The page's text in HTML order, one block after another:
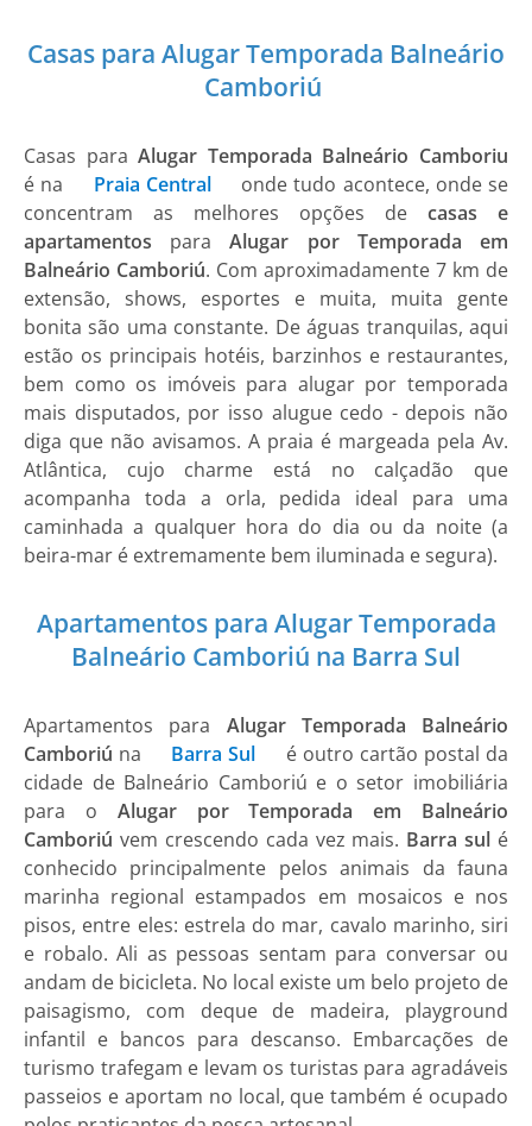
Casas para Alugar Temporada Balneário
Camboriú
Casas paraAlugar Temporada Balneário Camboriu
é na
Praia Central
onde tudo acontece, onde se
concentram as melhores opções de casas e
apartamentos paraAlugar por Temporada em
Balneário Camboriú. Com aproximadamente 7 km de
extensão, shows, esportes e muita, muita gente
bonita são uma constante. De águas tranquilas, aqui
estão os principais hotéis, barzinhos e restaurantes,
bem como os imóveis para alugar por temporada
mais disputados, por isso alugue cedo - depois não
diga que não avisamos. A praia é margeada pela Av.
Atlântica, cujo charme está no calçadão que
acompanha toda a orla, pedida ideal para uma
caminhada a qualquer hora do dia ou da noite (a
beira-mar é extremamente bem iluminada e segura).
Apartamentos para Alugar Temporada
Balneário Camboriú na Barra Sul
Apartamentos para Alugar Temporada Balneário
Camboriú na Barra Sul
é outro cartão postal da
cidade de Balneário Camboriú e o setor imobiliária
para o Alugar por Temporada em Balneário
Camboriú vem crescendo cada vez mais. Barra sul é
conhecido principalmente pelos animais da fauna
marinha regional estampados em mosaicos e nos
pisos, entre eles: estrela do mar, cavalo marinho, siri
e robalo. Ali as pessoas sentam para conversar ou
andam de bicicleta. No local existe um belo projeto de
paisagismo, com deque de madeira, playground
infantil e bancos para descanso. Embarcações de
turismo trafegam e levam os turistas para agradáveis
passeios e aportam no local, que também é ocupado